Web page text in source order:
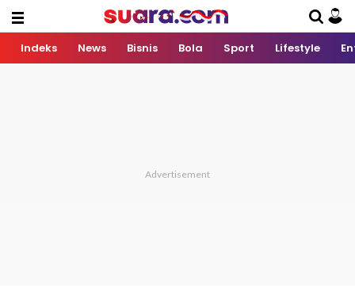
Indeks News Bisnis Bola Sport Lifestyle